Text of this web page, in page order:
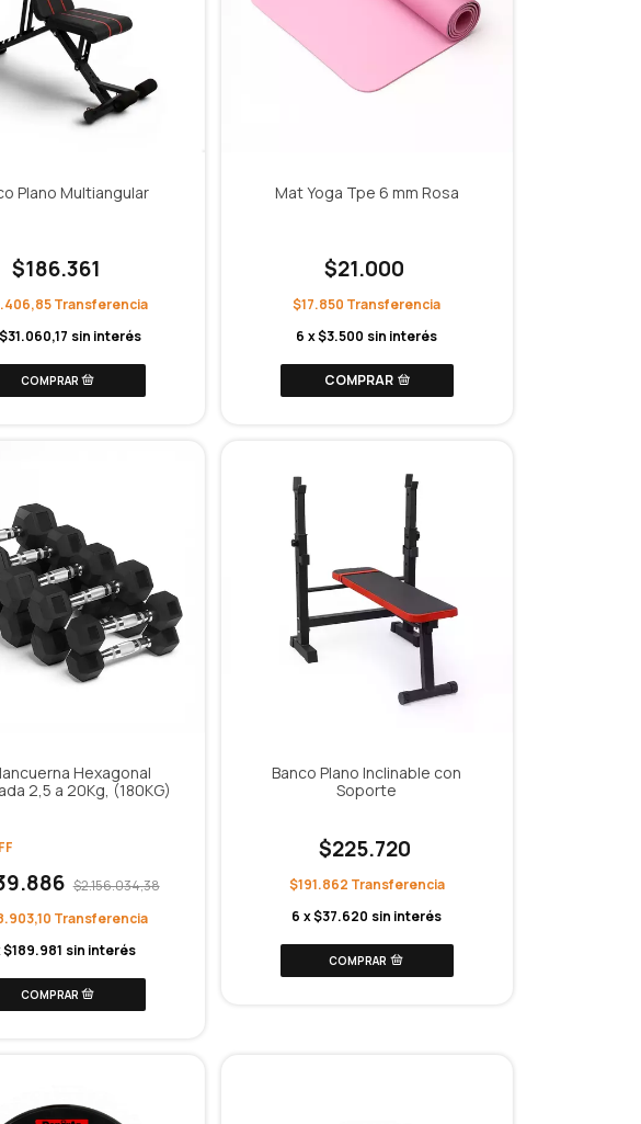
Plano Multiangular
$186.361
$31.060,17 sin interés
Mat Yoga Tpe 6 mm Rosa
$21.000
$17.850
6 x$3.500 sin interés
COMPRAR
Hexagonal
2,5 a 20Kg, (180KG)
$2.156.034,38
$189.981 sin interés
Banco Plano Inclinable con
Soporte
$225.720
$191.862
6 x$37.620 sin interés